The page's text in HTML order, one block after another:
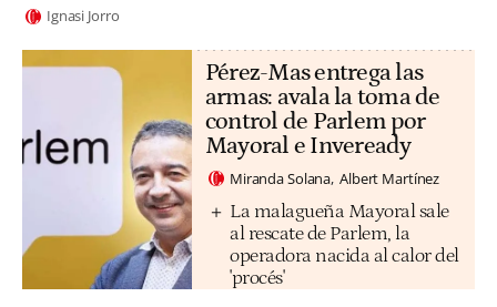
Ignasi Jorro
Pérez-Mas entrega las
armas: avala la toma de
control de Parlem por
Mayoral e Inveready
Miranda Solana Albert Martínez
La malagueña Mayoral sale
al rescate de Parlem, la
operadora nacida al calor del
'procés'